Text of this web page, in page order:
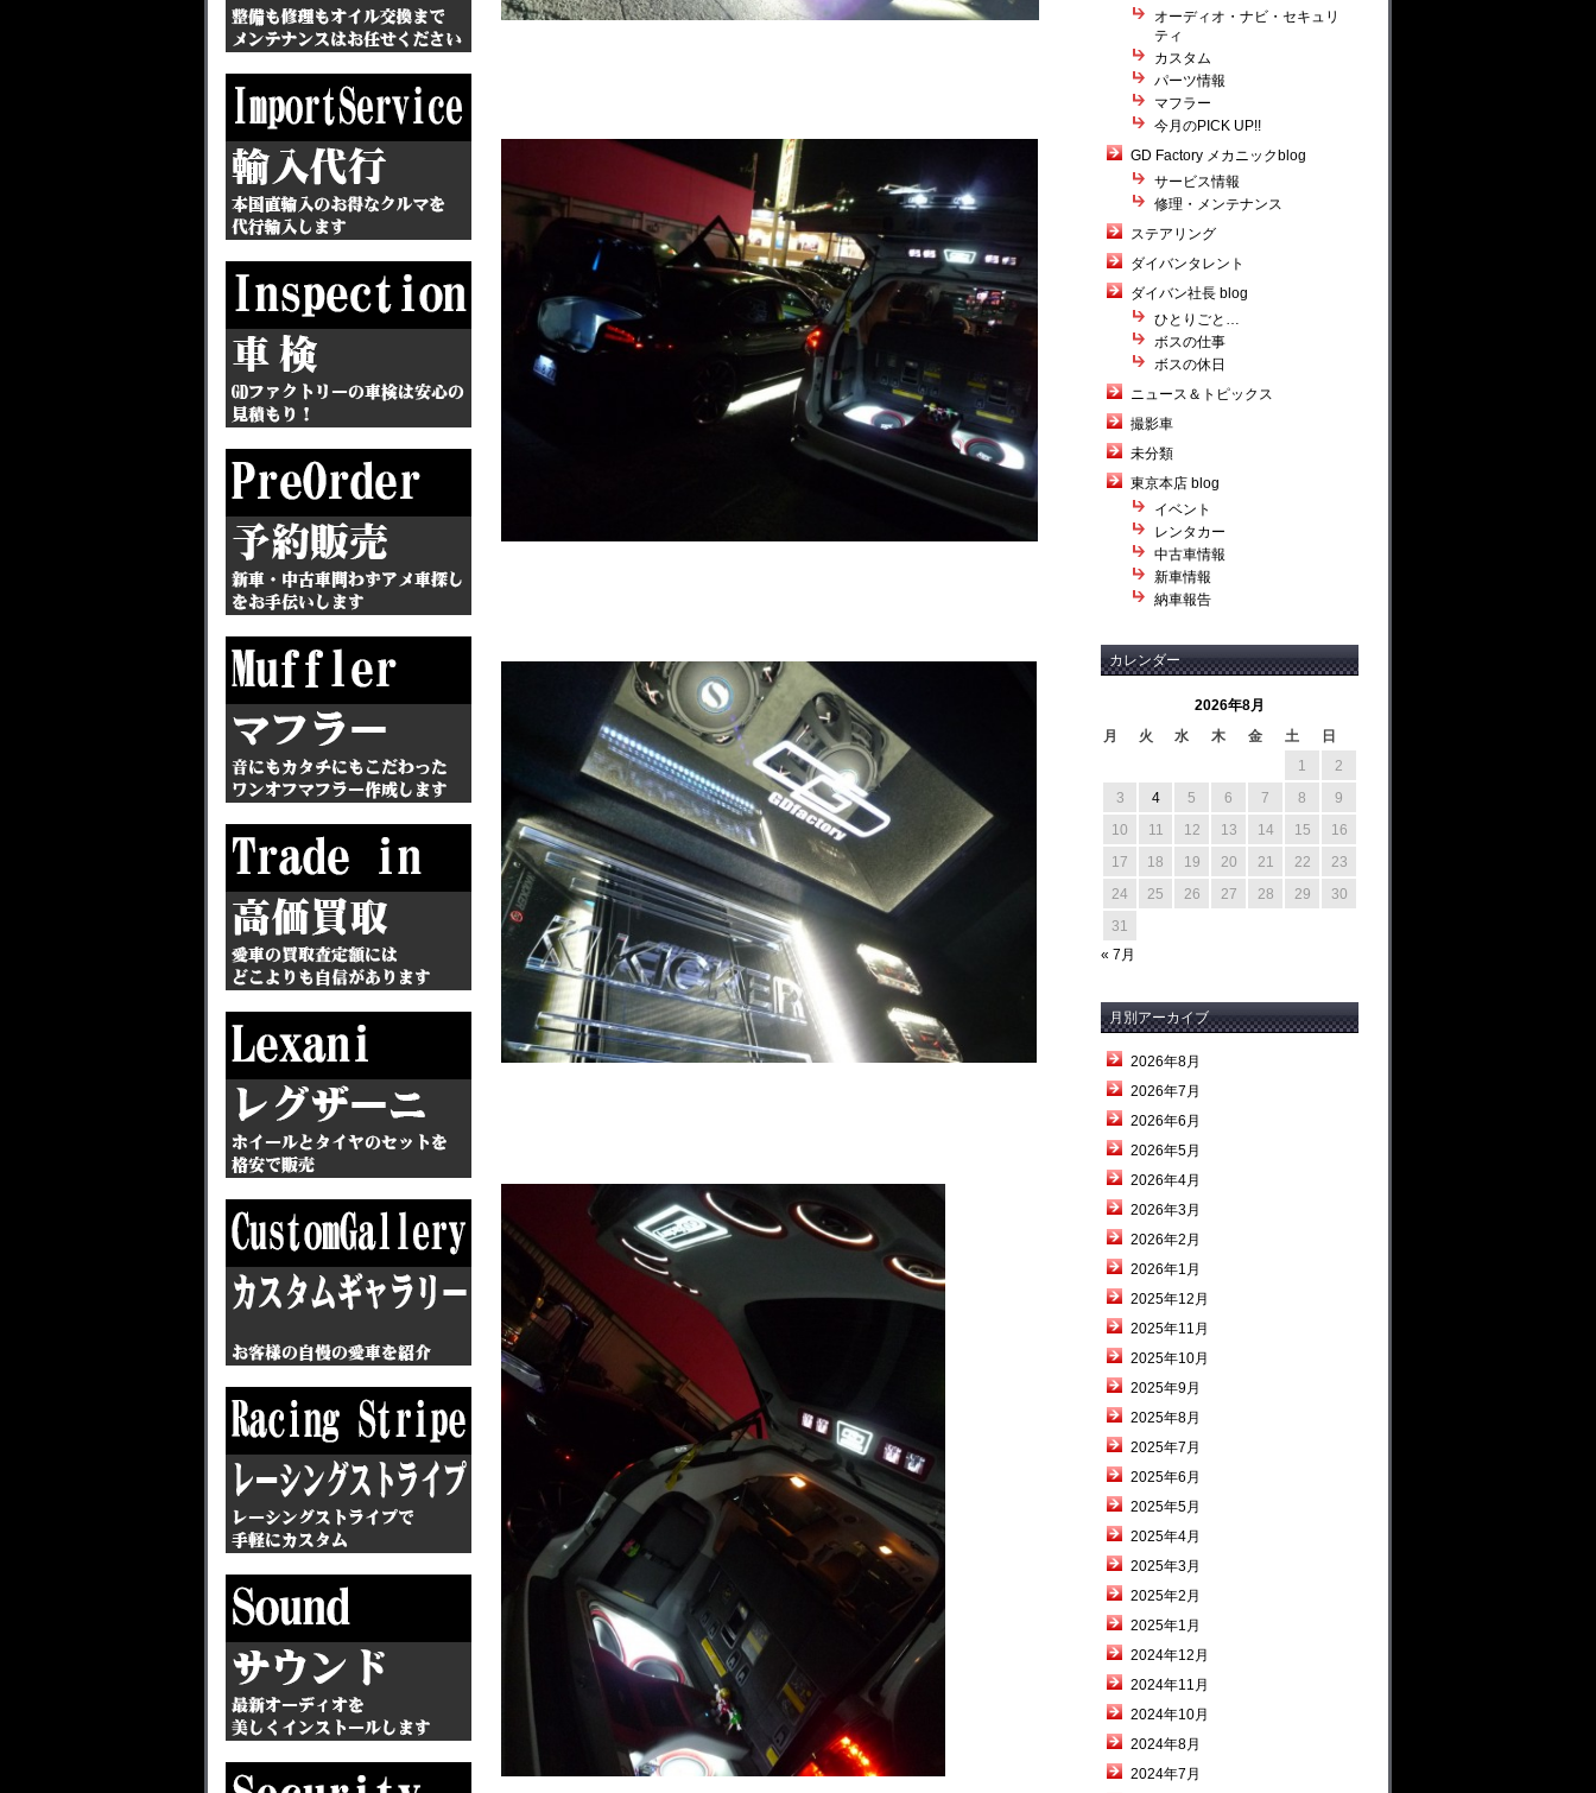
オーディオ・ナビ・セキュリ
ティ
カスタム
パーツ情報
マフラー
今月のPICK UP!!
GD Factory メカニックblog
サービス情報
修理・メンテナンス
ステアリング
ダイバンタレント
ダイバン社長 blog
ひとりごと…
ボスの仕事
ボスの休日
ニュース＆トピックス
撮影車
未分類
東京本店 blog
イベント
レンタカー
中古車情報
新車情報
納車報告
カレンダー
2026年8月
月
火 水 木 金 土
日
1
2
3
4 5 6 7 8
9
10
11 12 13 14 15
16
17
18 19 20 21 22
23
24
25 26 27 28 29
30
31
« 7月
月別アーカイブ
2026年8月
2026年7月
2026年6月
2026年5月
2026年4月
2026年3月
2026年2月
2026年1月
2025年12月
2025年11月
2025年10月
2025年9月
2025年8月
2025年7月
2025年6月
2025年5月
2025年4月
2025年3月
2025年2月
2025年1月
2024年12月
2024年11月
2024年10月
2024年8月
2024年7月